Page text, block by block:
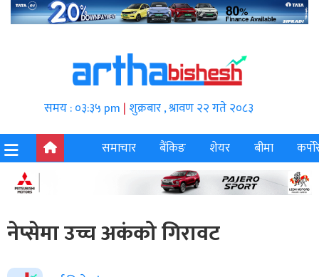
समय : ०३:३५ pm | शुक्रबार , श्रावण २२ गते २०८३
समाचार
बैंकिङ शेयर बीमा
नेप्सेमा उच्च अकंको गिरावट